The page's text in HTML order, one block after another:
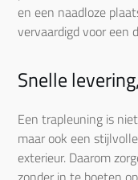
en een naadloze
vervaardigd voor een
Snelle
Een trapleuning is
maar ook een
exterieur. Daarom